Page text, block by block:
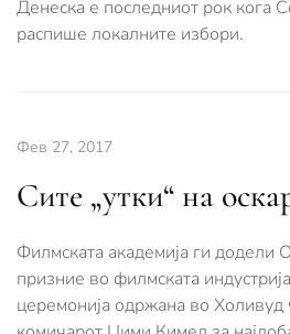
Денеска е последниот рок кога
распише локалните избори.
Фев 27, 2017
Сите „утки“ на
Филмската академија ги додели
призние во филмската
церемонија одржана во